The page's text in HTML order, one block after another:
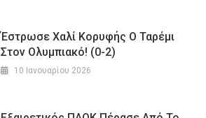
Έστρωσε Χαλί Κορυφής Ο Ταρέμι
Στον Ολυμπιακό! (0-2)
10 Ιανουαρίου 2026